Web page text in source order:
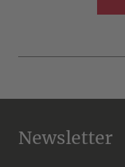
Newsletter